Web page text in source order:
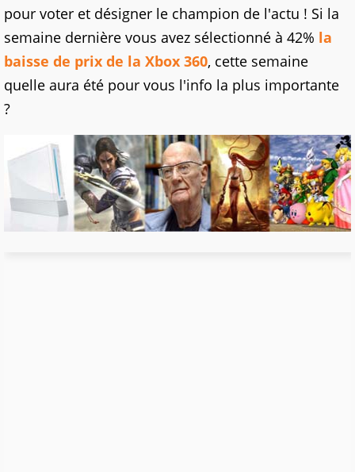
pour voter et désigner le champion de l'actu ! Si la
semaine dernière vous avez sélectionné à 42% la
baisse de prix de la Xbox 360, cette semaine
quelle aura été pour vous l'info la plus importante
?